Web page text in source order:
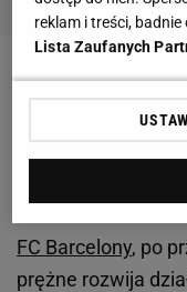
Zobacz wideo
piłki.
Mimo że
FC Barcelony, po
prężne rozwija
reklam i treści,
Lista Zaufanych